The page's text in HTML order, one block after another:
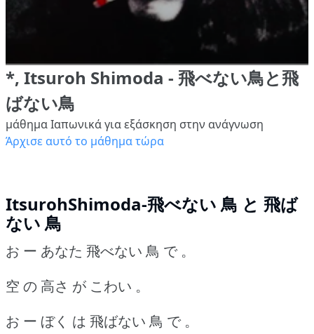
*, Itsuroh Shimoda - 飛べない鳥と飛
ばない鳥
μάθημα Ιαπωνικά για εξάσκηση στην ανάγνωση
Άρχισε αυτό το μάθημα τώρα
ItsurohShimoda-飛べない 鳥 と 飛ば
ない 鳥
お ー あなた 飛べない 鳥 で 。
空 の 高さ が こわい 。
お ー ぼく は 飛ばない 鳥 で 。